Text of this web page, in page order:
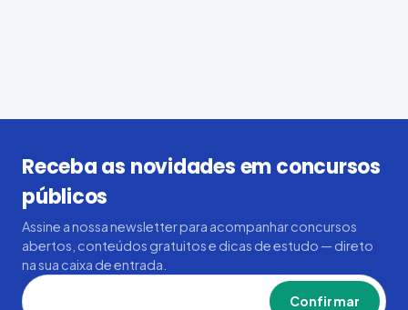
Receba as novidades em concursos
públicos
Assine a nossa newsletter para acompanhar concursos
abertos, conteúdos gratuitos e dicas de estudo — direto
na sua caixa de entrada.
Confirmar